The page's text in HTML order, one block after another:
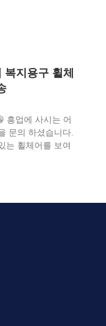
지용구 휠체
흥업에 사시는 어
문의 하셨습니다.
는 휠체어를 보여